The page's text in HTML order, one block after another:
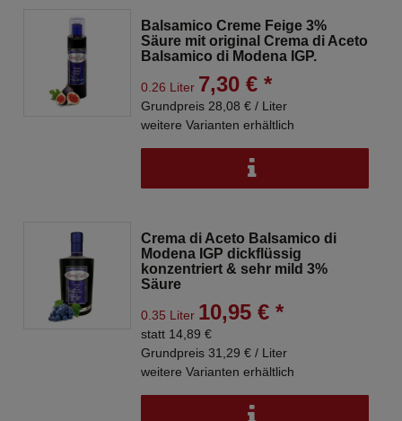
Balsamico Creme Feige 3%
Säure mit original Crema di Aceto
Balsamico di Modena IGP.
0.26 Liter 7,30 € *
Grundpreis 28,08 € / Liter
weitere Varianten erhältlich
Crema di Aceto Balsamico di
Modena IGP dickflüssig
konzentriert & sehr mild 3%
Säure
0.35 Liter 10,95 € *
statt 14,89 €
Grundpreis 31,29 € / Liter
weitere Varianten erhältlich